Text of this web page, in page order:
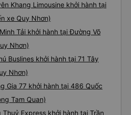
Khang Limousine khởi hành tại
xe Quy Nhơn)
Tải khởi hành tại Đường Võ
Nhơn)
Buslines khởi hành tại 71 Tây
Nhơn)
Gia 77 khởi hành tại 486 Quốc
Tam Quan)
Thuỷ Express khởi hành tại Trần